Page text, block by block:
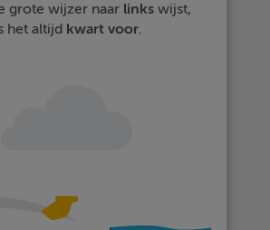
grote wijzer naar links wijst,
het altijd kwart voor.